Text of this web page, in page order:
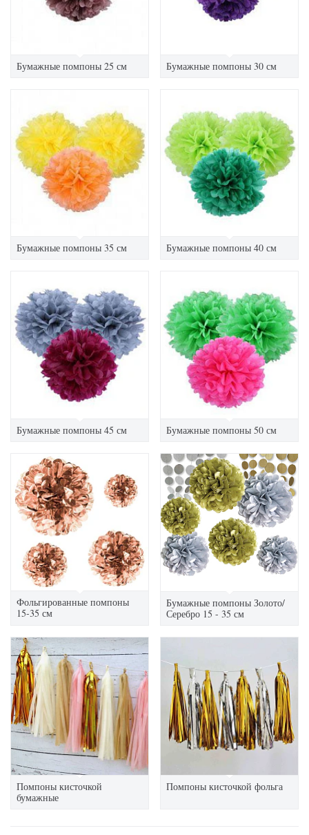
Бумажные помпоны 25 см Бумажные помпоны 30 см
Бумажные помпоны 35 см Бумажные помпоны 40 см
Бумажные помпоны 45 см Бумажные помпоны 50 см
Фольгированные помпоны
15-35 см
Бумажные помпоны Золото/
Серебро 15 - 35 см
Помпоны кисточкой
бумажные
Помпоны кисточкой фольга